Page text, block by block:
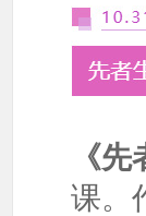
《
课。